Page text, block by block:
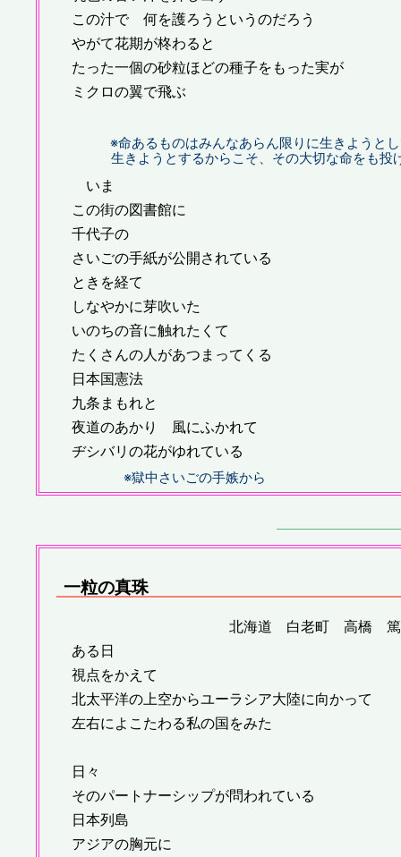
この汁で 何を護ろうというのだろう
やがて花期が柊わると
たった一個の砂粒ほどの種子をもった実が
ミクロの翼で飛ぶ
※命あるものはみんなあらん限りに生きようとし
生きようとするからこそ、その大切な命をも投
いま
この街の図書館に
千代子の
さいごの手紙が公開されている
ときを経て
しなやかに芽吹いた
いのちの音に触れたくて
たくさんの人があつまってくる
日本国憲法
九条まもれと
夜道のあかり 風にふかれて
ヂシバリの花がゆれている
※獄中さいごの手嫉から
一粒の真珠
北海道 白老町 高橋 篤
ある日
視点をかえて
北太平洋の上空からユーラシア大陸に向かって
左右によこたわる私の国をみた
日々
そのパートナーシップが問われている
日本列島
アジアの胸元に